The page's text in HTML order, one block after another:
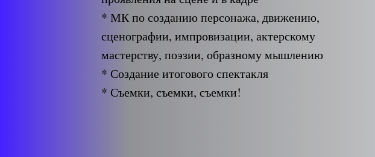
* МК по созданию персонажа, движению,
сценографии, импровизации, актерскому
мастерству, поэзии, образному мышлению
* Создание итогового спектакля
* Съемки, съемки, съемки!